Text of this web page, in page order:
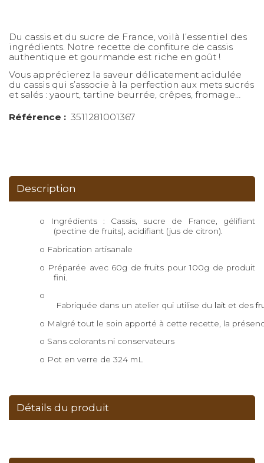
Du cassis et du sucre de France, voilà l’essentiel des
ingrédients. Notre recette de confiture de cassis
authentique et gourmande est riche en goût !
Vous apprécierez la saveur délicatement acidulée
du cassis qui s’associe à la perfection aux mets sucrés
et salés : yaourt, tartine beurrée, crêpes, fromage…
Référence : 3511281001367
Description
o
Ingrédients : Cassis, sucre de France, gélifiant
(pectine de fruits), acidifiant (jus de citron).
o Fabrication artisanale
o Préparée avec 60g de fruits pour 100g de produit
fini.
o
Fabriquée dans un atelier qui utilise du lait et des
o Malgré tout le soin apporté à cette recette, la
o Sans colorants ni conservateurs
o Pot en verre de 324 mL
Détails du produit